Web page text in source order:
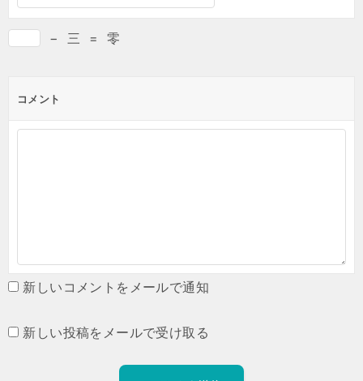
− 三 = 零
コメント
新しいコメントをメールで通知
新しい投稿をメールで受け取る